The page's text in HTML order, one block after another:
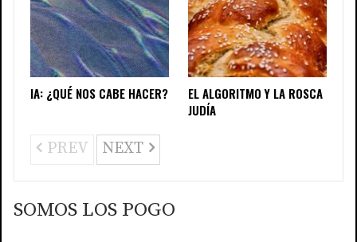
IA: ¿QUÉ NOS CABE HACER?
EL ALGORITMO Y LA ROSCA
JUDÍA
PREV NEXT
SOMOS LOS POGO